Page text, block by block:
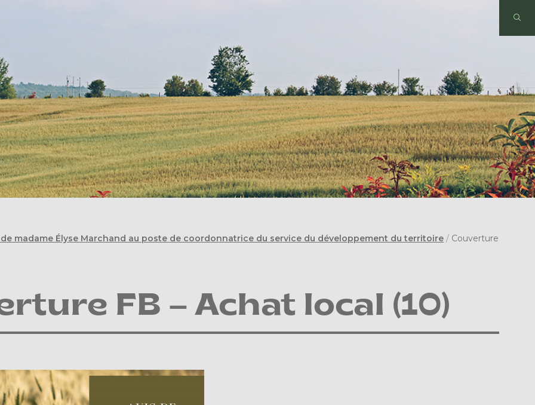
madame Élyse Marchand au poste de coordonnatrice du service du développement du territoire / Couverture
FB – Achat local (10)